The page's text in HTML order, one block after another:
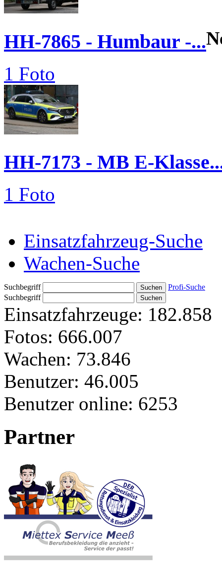
HH-7865 - Humbaur -...
1 Foto
HH-7173 - MB E-
1 Foto
Einsatzfahrzeug-Suche
Wachen-Suche
Suchbegriff
Profi-Suche
Suchbegriff
Einsatzfahrzeuge: 182.858
Fotos: 666.007
Wachen: 73.846
Benutzer: 46.005
Benutzer online: 6253
Partner